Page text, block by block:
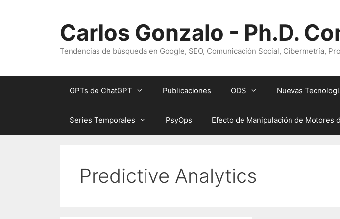
Carlos Gonzalo - Ph.D.
Tendencias de búsqueda en Google, SEO, Comunicación Social, Cibermetría,
GPTs de ChatGPT Publicaciones ODS Nuevas
Series Temporales PsyOps Efecto de Manipulación de Motores
Predictive Analytics